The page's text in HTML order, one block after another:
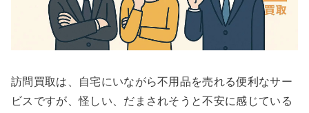
訪問買取は、自宅にいながら不用品を売れる便利なサー
ビスですが、怪しい、だまされそうと不安に感じている